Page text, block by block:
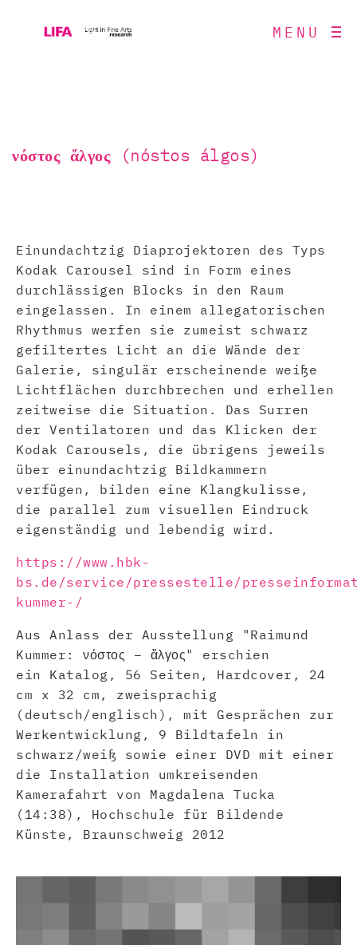
MENU
νόστος ἄλγος (nóstos álgos)
Einundachtzig Diaprojektoren des Typs
Kodak Carousel sind in Form eines
durchlässigen Blocks in den Raum
eingelassen. In einem allegatorischen
Rhythmus werfen sie zumeist schwarz
gefiltertes Licht an die Wände der
Galerie, singulär erscheinende weiße
Lichtflächen durchbrechen und erhellen
zeitweise die Situation. Das Surren
der Ventilatoren und das Klicken der
Kodak Carousels, die übrigens jeweils
über einundachtzig Bildkammern
verfügen, bilden eine Klangkulisse,
die parallel zum visuellen Eindruck
eigenständig und lebendig wird.
https://www.hbk-
bs.de/service/pressestelle/
kummer-/
Aus Anlass der Ausstellung "Raimund
Kummer: νόστος – ἄλγος" erschien
ein Katalog, 56 Seiten, Hardcover, 24
cm x 32 cm, zweisprachig
(deutsch/englisch), mit Gesprächen zur
Werkentwicklung, 9 Bildtafeln in
schwarz/weiß sowie einer DVD mit einer
die Installation umkreisenden
Kamerafahrt von Magdalena Tucka
(14:38), Hochschule für Bildende
Künste, Braunschweig 2012